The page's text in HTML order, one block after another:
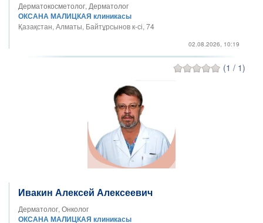
Дерматокосметолог, Дерматолог
ОКСАНА МАЛИЦКАЯ клиникасы
Қазақстан, Алматы, Байтұрсынов к-сі, 74
02.08.2026, 10:19
(1 / 1)
Ивакин Алексей Алексеевич
Дерматолог, Онколог
ОКСАНА МАЛИЦКАЯ клиникасы